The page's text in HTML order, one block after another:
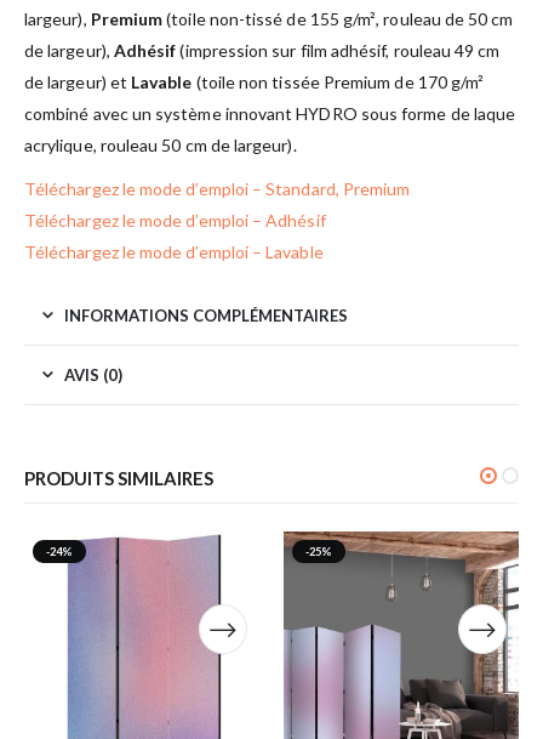
largeur), Premium(toile non-tissé de 155 g/m², rouleau de 50 cm
de largeur), Adhésif(impression sur film adhésif, rouleau 49 cm
de largeur) et Lavable (toile non tissée Premium de 170 g/m²
combiné avec un système innovant HYDRO sous forme de laque
acrylique, rouleau 50 cm de largeur).
Téléchargez le mode d’emploi – Standard, Premium
Téléchargez le mode d’emploi – Adhésif
Téléchargez le mode d’emploi – Lavable
INFORMATIONS COMPLÉMENTAIRES
AVIS (0)
PRODUITS SIMILAIRES
-24% -25%